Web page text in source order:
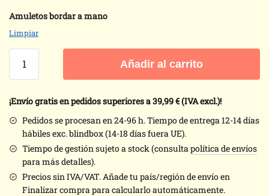
Amuletos bordar a mano
Limpiar
animales
bordados
mano
Kit
Honey
DIY
Añadir al carrito
¡Envío gratis en pedidos superiores a 39,99€ (IVA excl.)!
Pedidos se procesan en 24-96 h. Tiempo de entrega 12-14 días
hábiles exc. blindbox (14-18 días fuera UE).
Tiempo de gestión sujeto a stock (consulta política de envíos
para más detalles).
Precios sin IVA/VAT. Añade tu país/región de envío en
Finalizar compra para calcularlo automáticamente.